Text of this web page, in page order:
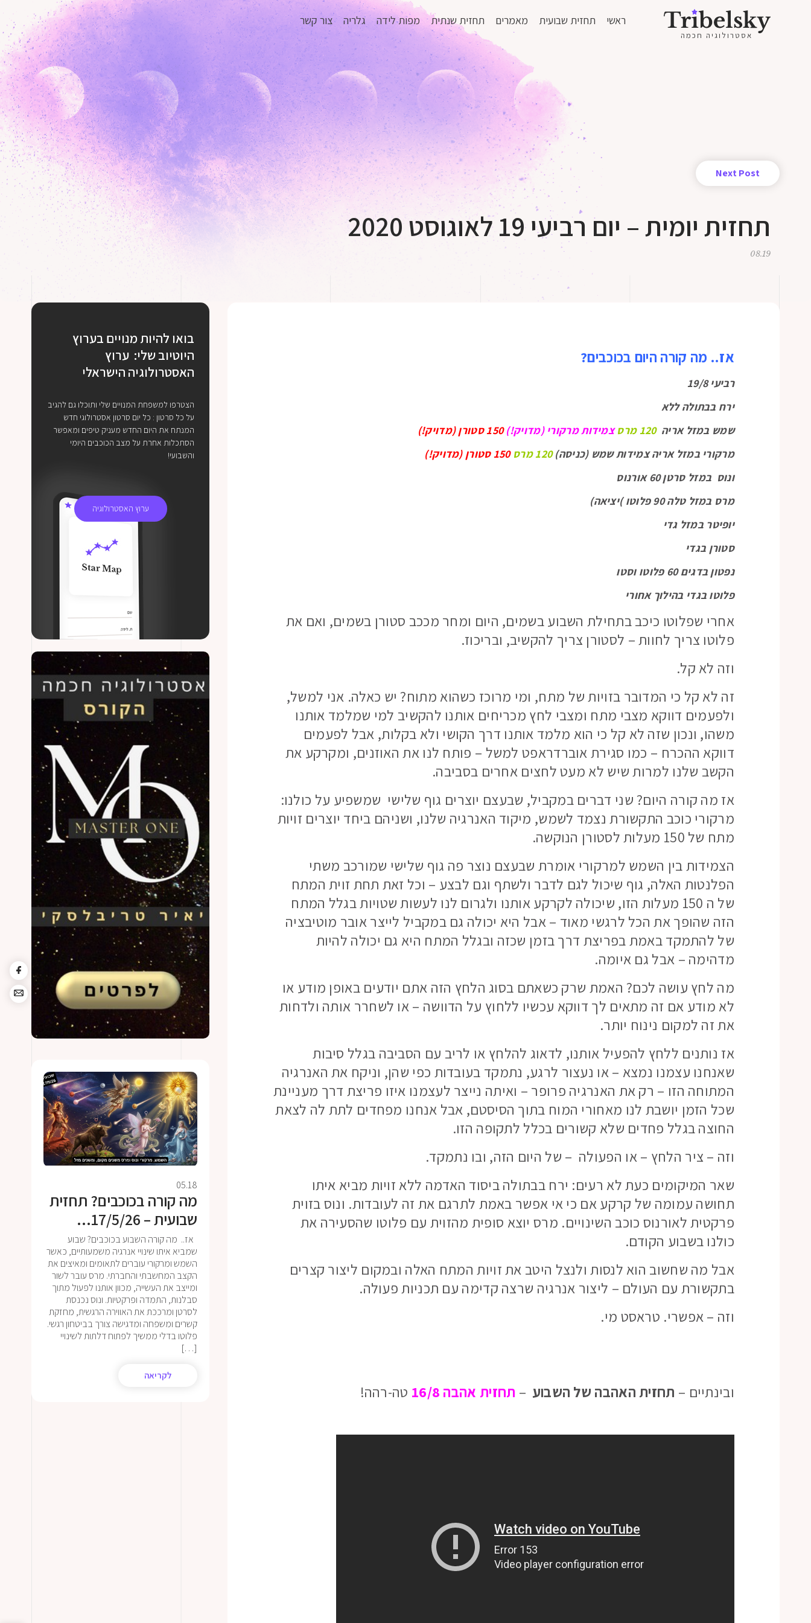
אסטרולוגיה חכמה
ראשי תחזית שבועית מאמרים תחזית שנתית מפות לידה גלריה צור קשר
Next Post
תחזית יומית – יום רביעי 19 לאוגוסט 2020
08.19
אז.. מה קורה היום בכוכבים?
רביעי 19/8
ירח בבתולה ללא
שמש במזל אריה 120 מרס צמידות מרקורי (מדויק!)150 סטורן (מדויק!)
מרקורי במזל אריה צמידות שמש (כניסה)120מרס 150 סטורן (מדויק!)
ונוס במזל סרטן 60 אורנוס
מרס במזל טלה 90 פלוטו )יציאה)
יופיטר במזל גדי
סטורן בגדי
נפטון בדגים 60 פלוטו וסטו
פלוטו בגדי בהילוך אחורי
אחרי שפלוטו כיכב בתחילת השבוע בשמים, היום ומחר מככב סטורן בשמים, ואם את
פלוטו צריך לחוות – לסטורן צריך להקשיב, ובריכוז.
וזה לא קל.
זה לא קל כי המדובר בזויות של מתח, ומי מרוכז כשהוא מתוח? יש כאלה. אני למשל,
ולפעמים דווקא מצבי מתח ומצבי לחץ מכריחים אותנו להקשיב למי שמלמד אותנו
משהו, ונכון שזה לא קל כי הוא מלמד אותנו דרך הקושי ולא בקלות, אבל לפעמים
דווקא ההכרח – כמו סגירת אוברדראפט למשל – פותח לנו את האוזנים, ומקרקע את
הקשב שלנו למרות שיש לא מעט לחצים אחרים בסביבה.
אז מה קורה היום? שני דברים במקביל, שבעצם יוצרים גוף שלישי שמשפיע על כולנו:
מרקורי כוכב התקשורת נצמד לשמש, מיקוד האנרגיה שלנו, ושניהם ביחד יוצרים זויות
מתח של 150 מעלות לסטורן הנוקשה.
הצמידות בין השמש למרקורי אומרת שבעצם נוצר פה גוף שלישי שמורכב משתי
הפלנטות האלה, גוף שיכול לגם לדבר ולשתף וגם לבצע – וכל זאת תחת זוית המתח
של ה 150 מעלות הזו, שיכולה לקרקע אותנו ולגרום לנו לעשות שטויות בגלל המתח
הזה שהופך את הכל לרגשי מאוד – אבל היא יכולה גם במקביל לייצר אובר מוטיבציה
של להתמקד באמת בפריצת דרך בזמן שכזה ובגלל המתח היא גם יכולה להיות
מדהימה – אבל גם איומה.
מה לחץ עושה לכם? האמת שרק כשאתם בסוג הלחץ הזה אתם יודעים באופן מודע או
לא מודע אם זה מתאים לך דווקא עכשיו ללחוץ על הדוושה – או לשחרר אותה ולדחות
את זה למקום נינוח יותר.
אז נותנים ללחץ להפעיל אותנו, לדאוג להלחץ או לריב עם הסביבה בגלל סיבות
שאנחנו עצמנו נמצא – או נעצור לרגע, נתמקד בעובדות כפי שהן, וניקח את האנרגיה
המתוחה הזו – רק את האנרגיה פרופר – ואיתה נייצר לעצמנו איזו פריצת דרך מעניינת
שכל הזמן יושבת לנו מאחורי המוח בתוך הסיסטם, אבל אנחנו מפחדים לתת לה לצאת
החוצה בגלל פחדים שלא קשורים בכלל לתקופה הזו.
וזה – ציר הלחץ – או הפעולה – של היום הזה, ובו נתמקד.
שאר המיקומים כעת לא רעים: ירח בבתולה ביסוד האדמה ללא זויות מביא איתו
תחושה עמומה של קרקע אם כי אי אפשר באמת לתרגם את זה לעובדות. ונוס בזוית
פרקטית לאורנוס כוכב השינויים. מרס יוצא סופית מהזוית עם פלוטו שהסעירה את
כולנו בשבוע הקודם.
אבל מה שחשוב הוא לנסות ולנצל היטב את זויות המתח האלה ובמקום ליצור קצרים
בתקשורת עם העולם – ליצור אנרגיה שרצה קדימה עם תכניות פעולה.
וזה – אפשרי. טראסט מי.
ובינתיים – תחזית האהבה של השבוע – תחזית אהבה 16/8 טה-רהה!
בואו להיות מנויים בערוץ
היוטיוב שלי: ערוץ
האסטרולוגיה הישראלי
הצטרפו למשפחת המנויים שלי ותוכלו גם להגיב
על כל סרטון : כל יום סרטון אסטרולוגי חדש
המנתח את היום החדש מעניק טיפים ומאפשר
הסתכלות אחרת על מצב הכוכבים היומי
והשבועי!
ערוץ האסטרולוגיה
05.18
מה קורה בכוכבים? תחזית
שבועית – 17/5/26...
אז.. מה קורה השבוע בכוכבים? שבוע
שמביא איתו שינויי אנרגיה משמעותיים, כאשר
השמש ומרקורי עוברים לתאומים ומאיצים את
הקצב המחשבתי והחברתי. מרס עובר לשור
ומייצב את העשייה, מכוון אותנו לפעול מתוך
סבלנות, התמדה ופרקטיות. ונוס נכנסת
לסרטן ומרככת את האווירה הרגשית, מחזקת
קשרים ומשפחה ומדגישה צורך בביטחון רגשי.
פלוטו בדלי ממשיך לפתוח דלתות לשינויי
[…]
לקריאה